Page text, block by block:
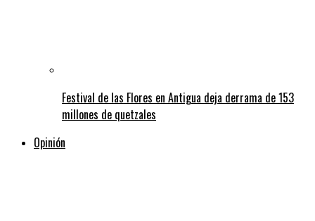
Festival de las Flores en Antigua deja derrama de 153
millones de quetzales
Opinión